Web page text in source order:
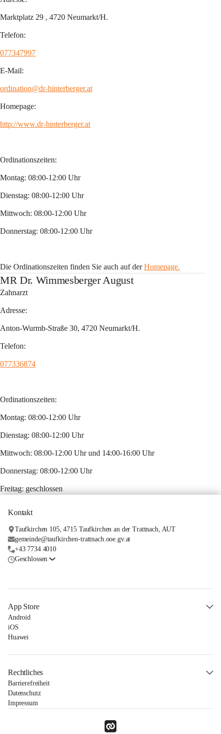
Marktplatz 29 , 4720 Neumarkt/H.
Telefon:
077347997
E-Mail:
ordination@dr-hinterberger.at
Homepage:
http://www.dr-hinterberger.at
Ordinationszeiten:
Montag: 08:00-12:00 Uhr
Dienstag: 08:00-12:00 Uhr
Mittwoch: 08:00-12:00 Uhr
Donnerstag: 08:00-12:00 Uhr
Die Ordinationszeiten finden Sie auch auf der Homepage.
MR Dr. Wimmesberger August
Zahnarzt
Adresse:
Anton-Wurmb-Straße 30, 4720 Neumarkt/H.
Telefon:
077336874
Ordinationszeiten:
Montag: 08:00-12:00 Uhr
Dienstag: 08:00-12:00 Uhr
Mittwoch: 08:00-12:00 Uhr und 14:00-16:00 Uhr
Donnerstag: 08:00-12:00 Uhr
Freitag: geschlossen
Kontakt
Taufkirchen 105, 4715 Taufkirchen an der Trattnach, AUT
gemeinde@taufkirchen-trattnach.ooe.gv.at
+43 7734 4010
Geschlossen
App Store
Android
iOS
Huawei
Rechtliches
Barrierefreiheit
Datenschutz
Impressum